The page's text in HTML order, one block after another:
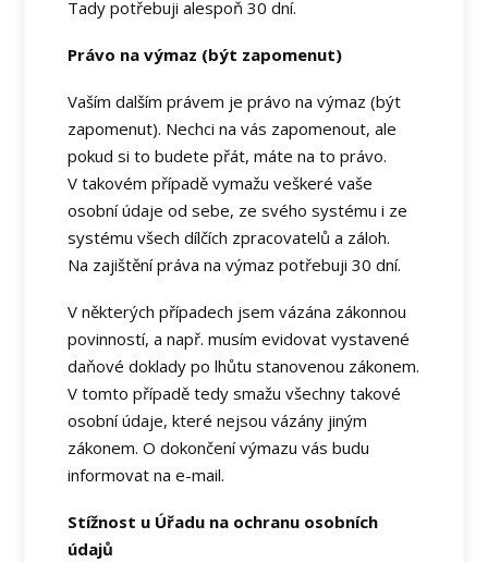
Tady potřebuji alespoň 30 dní.
Právo na výmaz (být zapomenut)
Vaším dalším právem je právo na výmaz (být
zapomenut). Nechci na vás zapomenout, ale
pokud si to budete přát, máte na to právo.
V takovém případě vymažu veškeré vaše
osobní údaje od sebe, ze svého systému i ze
systému všech dílčích zpracovatelů a záloh.
Na zajištění práva na výmaz potřebuji 30 dní.
V některých případech jsem vázána zákonnou
povinností, a např. musím evidovat vystavené
daňové doklady po lhůtu stanovenou zákonem.
V tomto případě tedy smažu všechny takové
osobní údaje, které nejsou vázány jiným
zákonem. O dokončení výmazu vás budu
informovat na e-mail.
Stížnost u Úřadu na ochranu osobních
údajů